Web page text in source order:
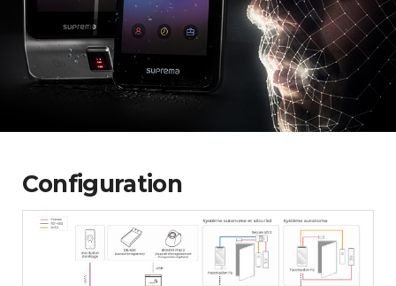
Configuration